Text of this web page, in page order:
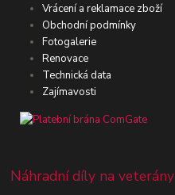
Vrácení a reklamace zboží
Obchodní podmínky
Fotogalerie
Renovace
Technická data
Zajímavosti
Náhradní díly na veterány